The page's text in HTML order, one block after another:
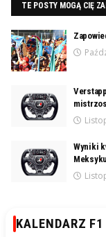
TE POSTY MOGĄ CIĘ
Wyniki
KALENDARZ